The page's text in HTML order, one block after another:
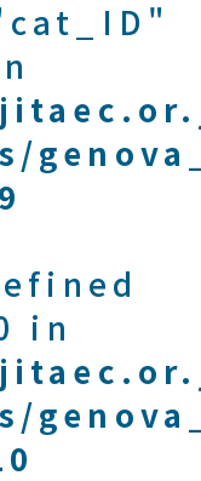
9
in